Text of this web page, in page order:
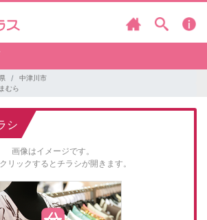
中津川市
むら
シ
画像はイメージです。
リックするとチラシが開きます。